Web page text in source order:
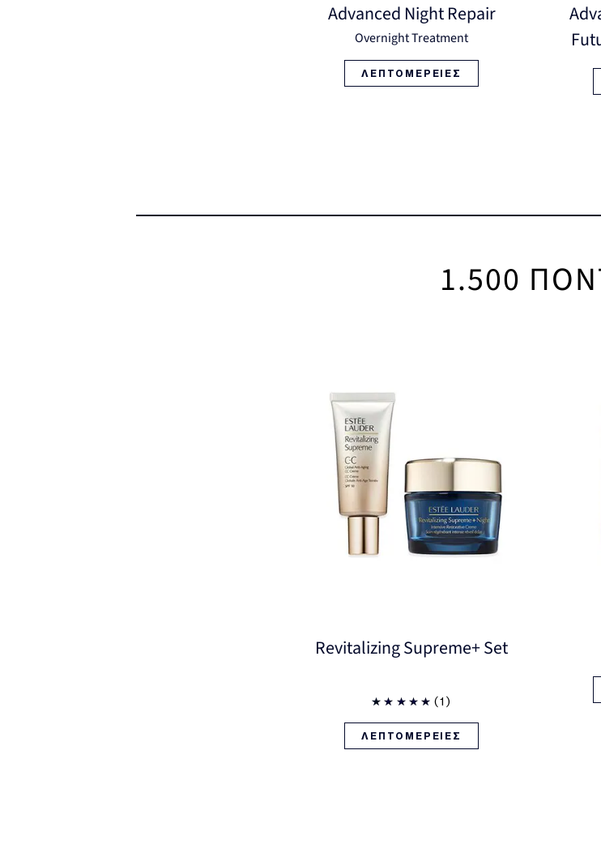
Advanced Night Repair
Overnight Treatment
ΛΕΠΤΟΜΕΡΕΙΕΣ
1.500
Revitalizing Supreme+ Set
(1)
ΛΕΠΤΟΜΕΡΕΙΕΣ